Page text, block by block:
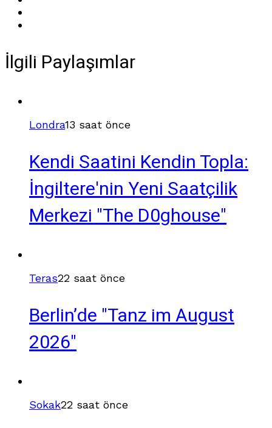
İlgili Paylaşımlar
Londra13 saat önce
Kendi Saatini Kendin Topla:
İngiltere'nin Yeni Saatçilik
Merkezi "The D0ghouse"
Teras22 saat önce
Berlin’de "Tanz im August
2026"
Sokak22 saat önce